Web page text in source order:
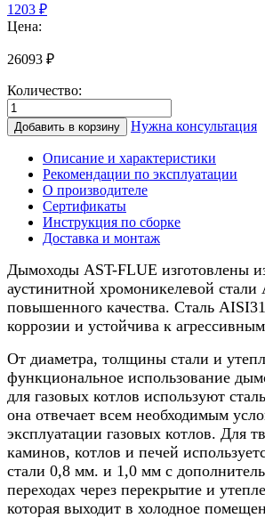
1203 ₽
Цена:
26093 ₽
Количество:
Количество
товара
Дымоход
газового
котла
нерж.,
80мм,
Добавить в корзину Нужна консультация
Описание и характеристики
Рекомендации по эксплуатации
О производителе
Сертификаты
Инструкция по сборке
Доставка и монтаж
Дымоходы AST-FLUE изготовлены
аустинитной хромоникелевой стали
повышенного качества. Сталь
коррозии и устойчива к
От диаметра, толщины стали и
функциональное использование
для газовых котлов используют
она отвечает всем необходимым
эксплуатации газовых котлов. Для
каминов, котлов и печей
стали 0,8 мм. и 1,0 мм с
переходах через перекрытие и
которая выходит в холодное